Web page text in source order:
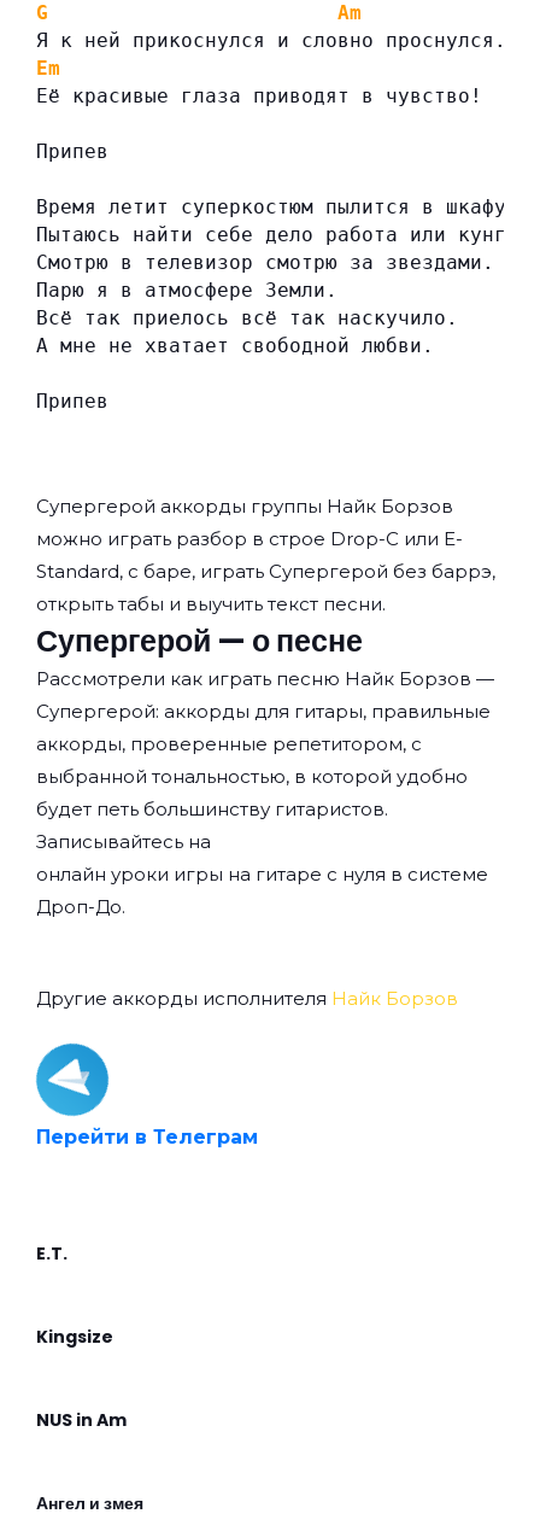
G
Am
Я к ней прикоснулся и словно проснулся.
Em
Её красивые глаза приводят в чувство!
Припев
Время летит суперкостюм пылится в шкафу.
Пытаюсь найти себе дело работа или кунг-
Смотрю в телевизор смотрю за звездами.
Парю я в атмосфере Земли.
Всё так приелось всё так наскучило.
А мне не хватает свободной любви.
Припев
Супергерой аккорды группы Найк Борзов
можно играть разбор в строе Drop-C или E-
Standard, с баре, играть Супергерой без баррэ,
открыть табы и выучить текст песни.
Супергерой — о песне
Рассмотрели как играть песню Найк Борзов —
Супергерой: аккорды для гитары, правильные
аккорды, проверенные репетитором, с
выбранной тональностью, в которой удобно
будет петь большинству гитаристов.
Записывайтесь на
онлайн уроки игры на гитаре с нуля в системе
Дроп-До.
Другие аккорды исполнителя Найк Борзов
Перейти в Телеграм
E.T.
Kingsize
NUS in Am
Ангел и змея